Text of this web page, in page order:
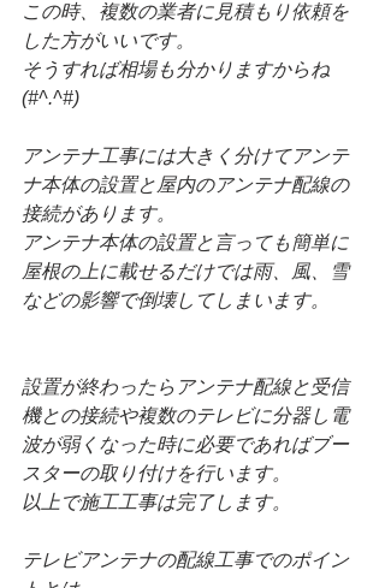
この時、複数の業者に見積もり依頼を
した方がいいです。
そうすれば相場も分かりますからね
(#^.^#)
アンテナ工事には大きく分けてアンテ
ナ本体の設置と屋内のアンテナ配線の
接続があります。
アンテナ本体の設置と言っても簡単に
屋根の上に載せるだけでは雨、風、雪
などの影響で倒壊してしまいます。
設置が終わったらアンテナ配線と受信
機との接続や複数のテレビに分器し電
波が弱くなった時に必要であればブー
スターの取り付けを行います。
以上で施工工事は完了します。
テレビアンテナの配線工事でのポイン